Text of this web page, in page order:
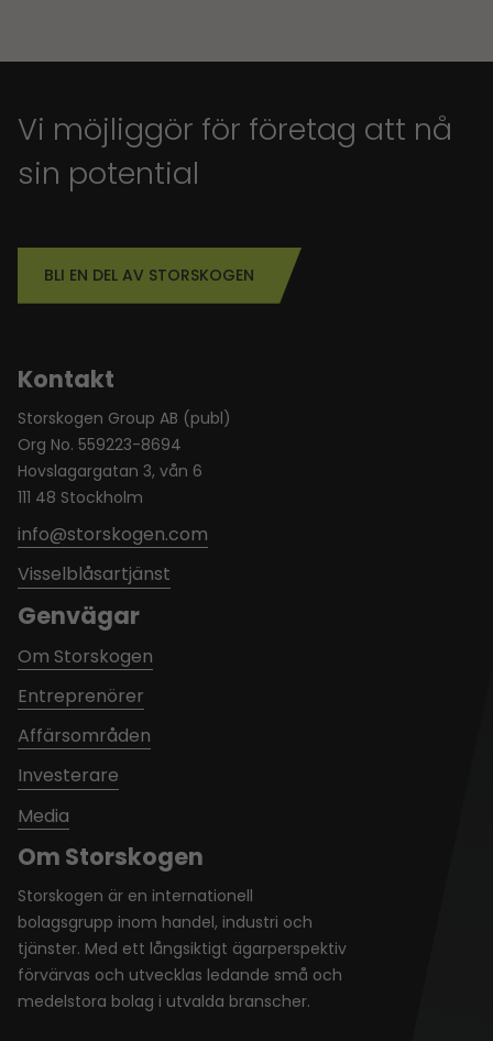
Vi möjliggör för företag att nå
sin potential
BLI EN DEL AV STORSKOGEN
Om Storskogen
Storskogen är en internationell
bolagsgrupp inom handel, industri och
tjänster. Med ett långsiktigt ägarperspektiv
förvärvas och utvecklas ledande små och
medelstora bolag i utvalda branscher.
Kontakt
Storskogen Group AB (publ)
Org No. 559223-8694
Hovslagargatan 3, vån 6
111 48 Stockholm
info@storskogen.com
Visselblåsartjänst
Genvägar
Om Storskogen
Entreprenörer
Affärsområden
Investerare
Media